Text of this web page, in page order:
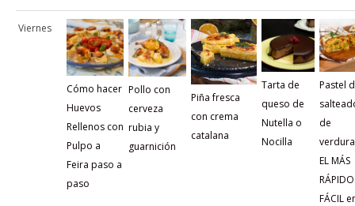
Viernes
Cómo hacer
Huevos
Rellenos con
Pulpo a
Feira paso a
paso
Pollo con
cerveza
rubia y
guarnición
Piña fresca
con crema
catalana
Tarta de
queso de
Nutella o
Nocilla
Pastel
de
EL MÁS
FÁCIL